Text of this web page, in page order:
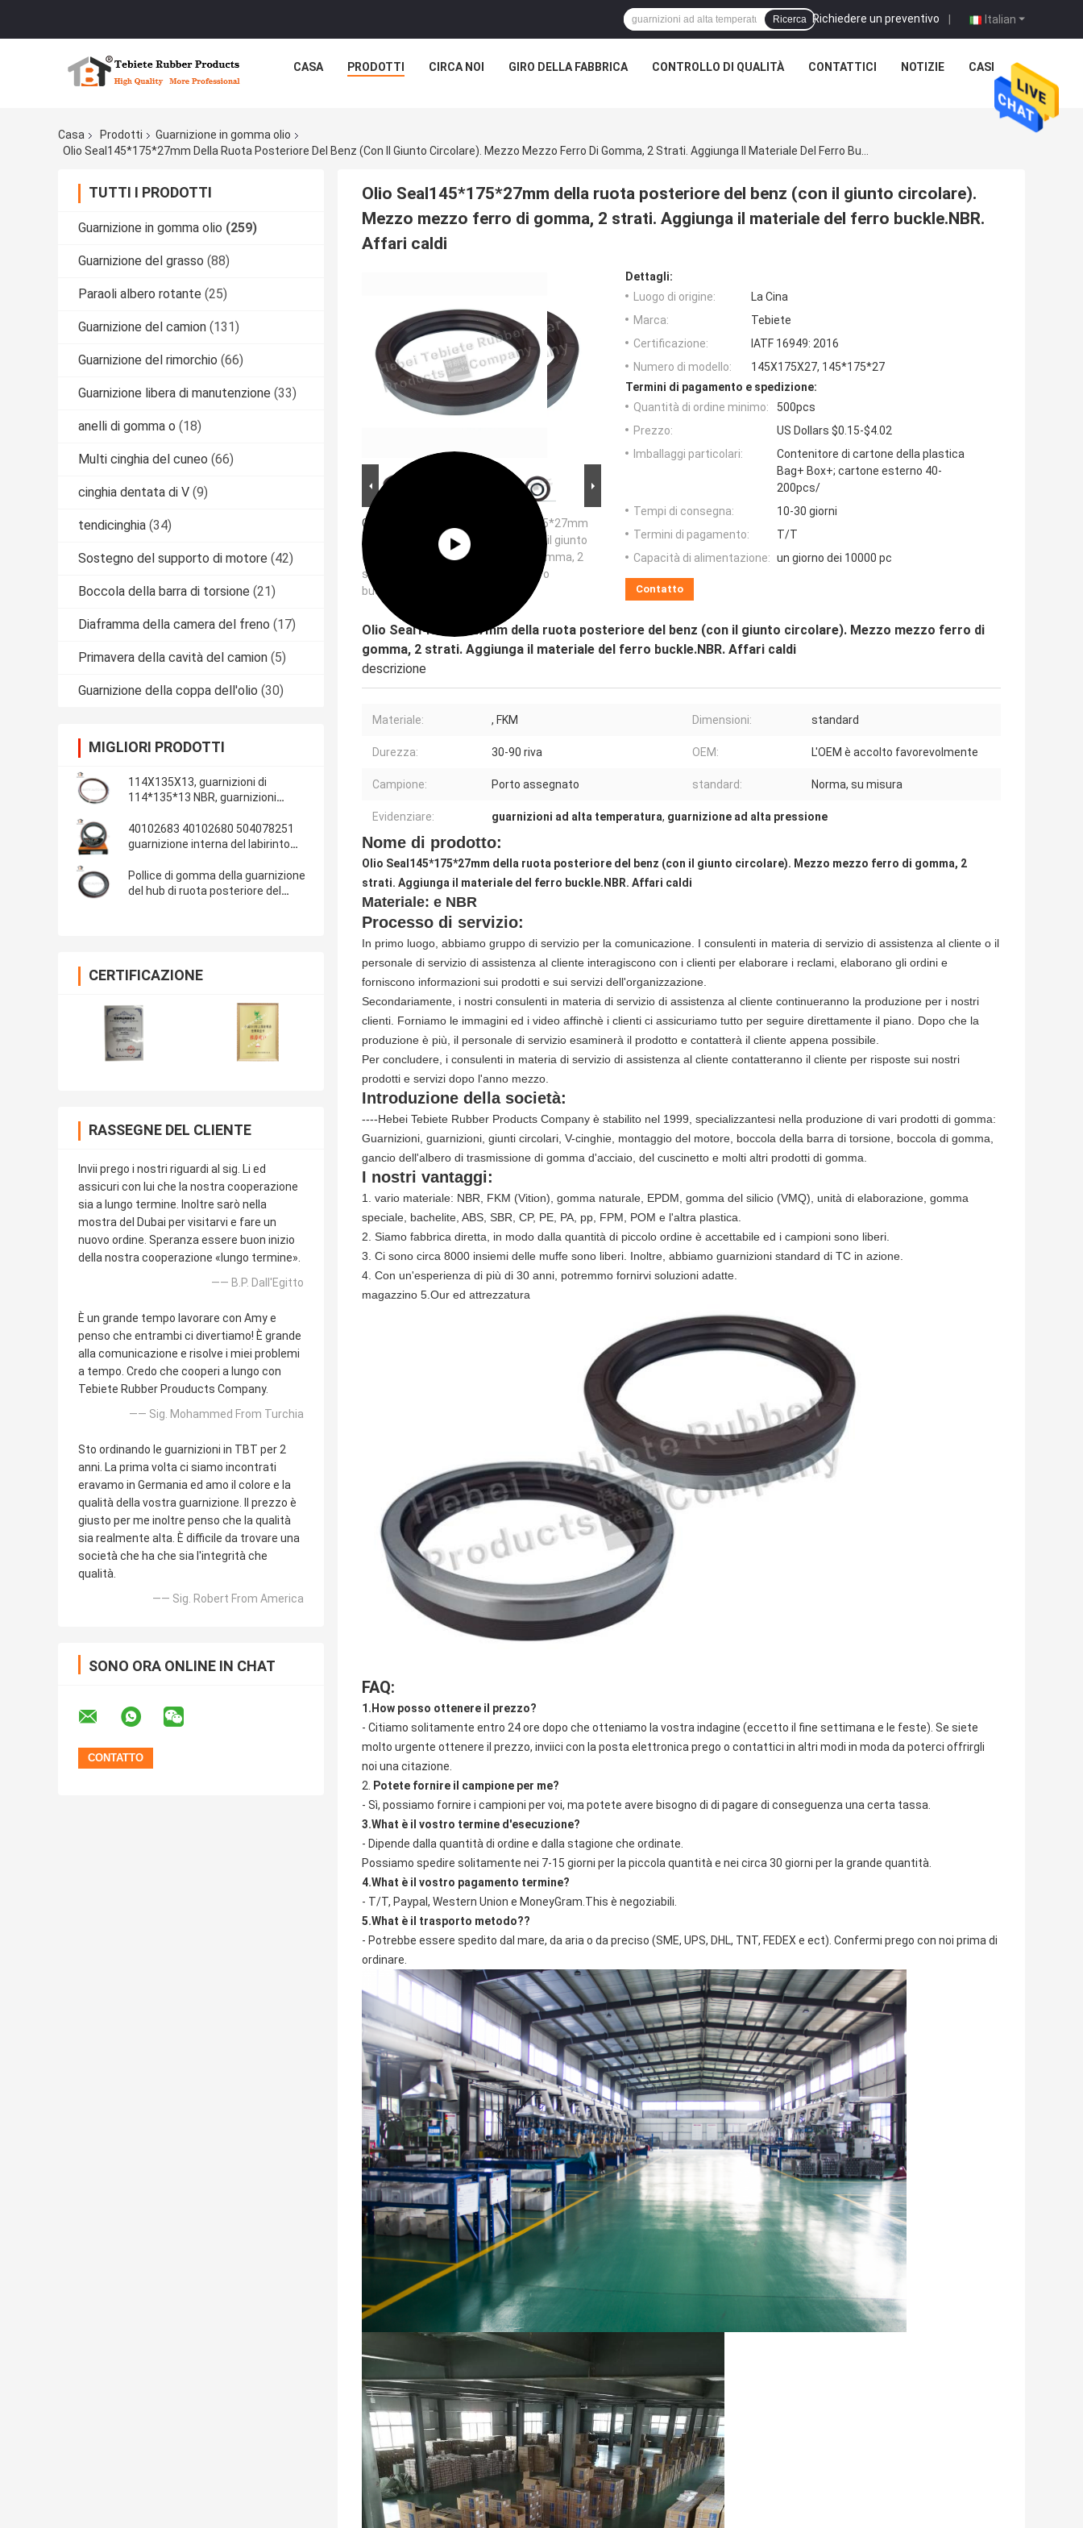
Italian
Richiedere un preventivo |
Ricerca
CASA PRODOTTI CIRCA NOI GIRO DELLA FABBRICA CONTROLLO DI QUALITÀ CONTATTICI NOTIZIE CASI
Casa Prodotti
Guarnizione in gomma olio
TUTTI I PRODOTTI
Guarnizione in gomma olio (259)
Guarnizione del grasso (88)
Paraoli albero rotante (25)
Guarnizione del camion (131)
Guarnizione del rimorchio (66)
Guarnizione libera di manutenzione (33)
anelli di gomma o (18)
Multi cinghia del cuneo (66)
cinghia dentata di V (9)
tendicinghia (34)
Sostegno del supporto di motore (42)
Boccola della barra di torsione (21)
Diaframma della camera del freno (17)
Primavera della cavità del camion (5)
Guarnizione della coppa dell'olio (30)
MIGLIORI PRODOTTI
114X135X13, guarnizioni di
114*135*13 NBR, guarnizioni
materiale delle guarnizioni: NBR
40102683 40102680 504078251
guarnizione interna del labirinto
gomito di IVECO 100*130*13/14
Pollice di gomma della guarnizione
del hub di ruota posteriore del
CERTIFICAZIONE
RASSEGNE DEL CLIENTE
Invii prego i nostri riguardi al sig. Li ed
assicuri con lui che la nostra cooperazione
sia a lungo termine. Inoltre sarò nella
mostra del Dubai per visitarvi e fare un
nuovo ordine. Speranza essere buon inizio
della nostra cooperazione «lungo termine».
—— B.P. Dall'Egitto
È un grande tempo lavorare con Amy e
penso che entrambi ci divertiamo! È grande
alla comunicazione e risolve i miei problemi
a tempo. Credo che cooperi a lungo con
Tebiete Rubber Prouducts Company.
—— Sig. Mohammed From Turchia
Sto ordinando le guarnizioni in TBT per 2
anni. La prima volta ci siamo incontrati
eravamo in Germania ed amo il colore e la
qualità della vostra guarnizione. Il prezzo è
giusto per me inoltre penso che la qualità
sia realmente alta. È difficile da trovare una
società che ha che sia l'integrità che
qualità.
—— Sig. Robert From America
SONO ORA ONLINE IN CHAT
Olio Seal145*175*27mm della ruota posteriore del benz (con il giunto circolare).
Mezzo mezzo ferro di gomma, 2 strati. Aggiunga il materiale del ferro buckle.NBR.
Affari caldi
Grande immagine :
Olio Seal145*175*27mm
della ruota posteriore del benz (con il giunto
circolare). Mezzo mezzo ferro di gomma, 2
strati. Aggiunga il materiale del ferro
buckle.NBR. Affari caldi
Dettagli:
Luogo di origine:
La Cina
Marca:
Tebiete
Certificazione:
IATF 16949: 2016
Numero di modello:
145X175X27, 145*175*27
Termini di pagamento e spedizione:
Quantità di ordine minimo:
500pcs
Prezzo:
US Dollars $0.15-$4.02
Imballaggi particolari:
Contenitore di cartone della plastica
Bag+ Box+; cartone esterno 40-
200pcs/
Tempi di consegna:
10-30 giorni
Termini di pagamento:
T/T
Capacità di alimentazione: un giorno dei 10000 pc
Contatto
Olio Seal145*175*27mm della ruota posteriore del benz (con il giunto circolare). Mezzo mezzo ferro di
gomma, 2 strati. Aggiunga il materiale del ferro buckle.NBR. Affari caldi
descrizione
Materiale: , FKM Dimensioni: standard
Durezza: 30-90 riva OEM: L'OEM è accolto favorevolmente
Campione: Porto assegnato standard: Norma, su misura
Evidenziare: guarnizioni ad alta temperatura, guarnizione ad alta pressione
Nome di prodotto:
Olio Seal145*175*27mm della ruota posteriore del benz (con il giunto circolare). Mezzo mezzo ferro di gomma, 2
strati. Aggiunga il materiale del ferro buckle.NBR. Affari caldi
Materiale: e NBR
Processo di servizio:
In primo luogo, abbiamo gruppo di servizio per la comunicazione. I consulenti in materia di servizio di assistenza al cliente o il
personale di servizio di assistenza al cliente interagiscono con i clienti per elaborare i reclami, elaborano gli ordini e
forniscono informazioni sui prodotti e sui servizi dell'organizzazione.
Secondariamente, i nostri consulenti in materia di servizio di assistenza al cliente continueranno la produzione per i nostri
clienti. Forniamo le immagini ed i video affinchè i clienti ci assicuriamo tutto per seguire direttamente il piano. Dopo che la
produzione è più, il personale di servizio esaminerà il prodotto e contatterà il cliente appena possibile.
Per concludere, i consulenti in materia di servizio di assistenza al cliente contatteranno il cliente per risposte sui nostri
prodotti e servizi dopo l'anno mezzo.
Introduzione della società:
----Hebei Tebiete Rubber Products Company è stabilito nel 1999, specializzantesi nella produzione di vari prodotti di gomma:
Guarnizioni, guarnizioni, giunti circolari, V-cinghie, montaggio del motore, boccola della barra di torsione, boccola di gomma,
gancio dell'albero di trasmissione di gomma d'acciaio, del cuscinetto e molti altri prodotti di gomma.
I nostri vantaggi:
1. vario materiale: NBR, FKM (Vition), gomma naturale, EPDM, gomma del silicio (VMQ), unità di elaborazione, gomma
speciale, bachelite, ABS, SBR, CP, PE, PA, pp, FPM, POM e l'altra plastica.
2. Siamo fabbrica diretta, in modo dalla quantità di piccolo ordine è accettabile ed i campioni sono liberi.
3. Ci sono circa 8000 insiemi delle muffe sono liberi. Inoltre, abbiamo guarnizioni standard di TC in azione.
4. Con un'esperienza di più di 30 anni, potremmo fornirvi soluzioni adatte.
magazzino 5.Our ed attrezzatura
FAQ:
1.How posso ottenere il prezzo?
- Citiamo solitamente entro 24 ore dopo che otteniamo la vostra indagine (eccetto il fine settimana e le feste). Se siete
molto urgente ottenere il prezzo, inviici con la posta elettronica prego o contattici in altri modi in moda da poterci offrirgli
noi una citazione.
2.
Potete fornire il campione per me?
- Sì, possiamo fornire i campioni per voi, ma potete avere bisogno di di pagare di conseguenza una certa tassa.
3.What è il vostro termine d'esecuzione?
- Dipende dalla quantità di ordine e dalla stagione che ordinate.
Possiamo spedire solitamente nei 7-15 giorni per la piccola quantità e nei circa 30 giorni per la grande quantità.
4.What è il vostro pagamento termine?
- T/T, Paypal, Western Union e MoneyGram.This è negoziabili.
5.What è il trasporto metodo??
- Potrebbe essere spedito dal mare, da aria o da preciso (SME, UPS, DHL, TNT, FEDEX e ect). Confermi prego con noi prima di
ordinare.